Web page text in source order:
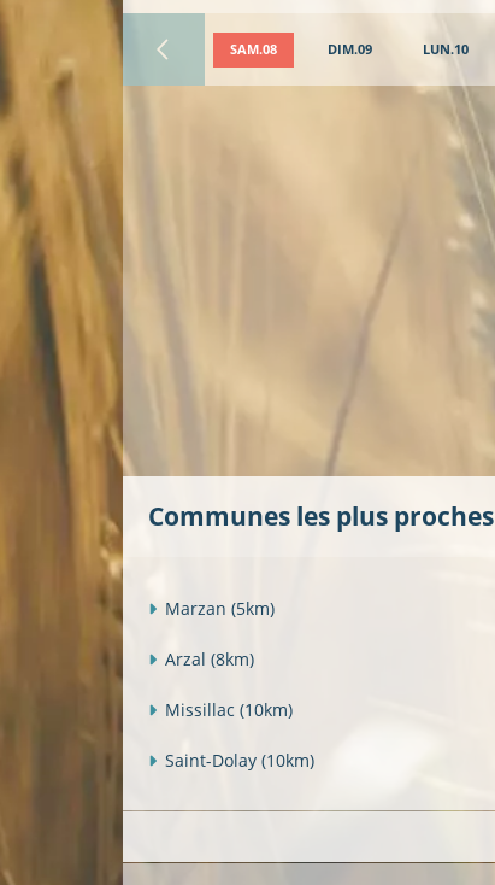
SAM.08 DIM.09 LUN.10
Communes les plus proches
Marzan (5km)
Arzal (8km)
Missillac (10km)
Saint-Dolay (10km)